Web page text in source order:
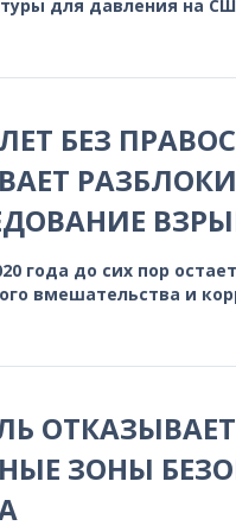
для давления на
БЕЗ
года до сих пор
вмешательства и
ЗОНЫ